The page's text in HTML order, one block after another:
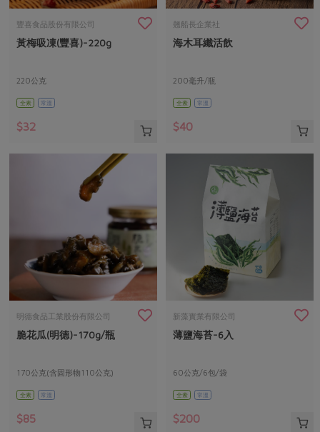
豐喜食品股份有限公司
黃梅吸凍(豐喜)-220g
220公克
全素 常溫
$32
翹船長企業社
海木耳纖活飲
200毫升/瓶
全素 常溫
$40
明德食品工業股份有限公司
脆花瓜(明德)-170g/瓶
170公克(含固形物110公克)
全素 常溫
$85
新藻實業有限公司
薄鹽海苔-6入
60公克/6包/袋
全素 常溫
$200